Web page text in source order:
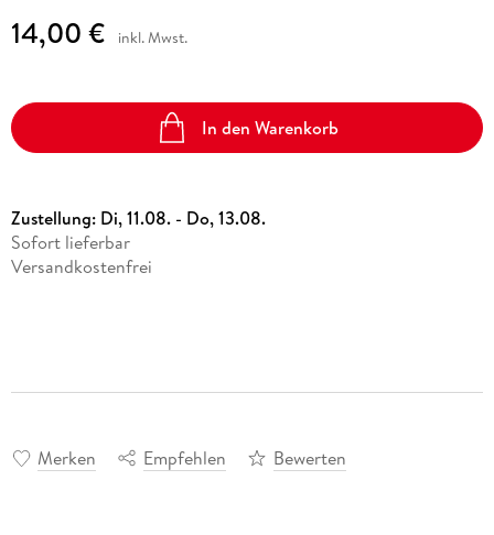
14,00 € inkl. Mwst.
In den Warenkorb
Zustellung: Di, 11.08. - Do, 13.08.
Sofort lieferbar
Versandkostenfrei
Merken Empfehlen Bewerten